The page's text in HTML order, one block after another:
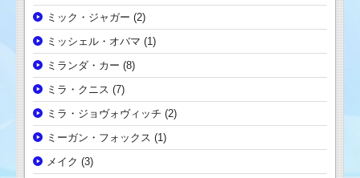
ミック・ジャガー (2)
ミッシェル・オバマ (1)
ミランダ・カー (8)
ミラ・クニス (7)
ミラ・ジョヴォヴィッチ (2)
ミーガン・フォックス (1)
メイク (3)